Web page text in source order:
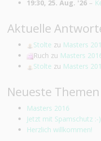
19:30, 25. Aug. '26 –
Aktuelle
Stolte zu Masters
Ruch zu Masters
Stolte zu Masters
Neueste Themen
Masters 2016
Jetzt mit Spamschutz :-)
Herzlich willkommen!